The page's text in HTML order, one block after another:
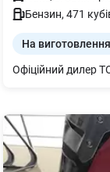
Бензин, 471
На виготовлення
Офіційний дилер